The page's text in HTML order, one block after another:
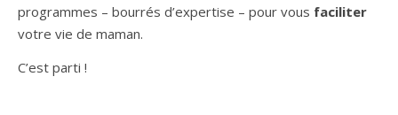
programmes – bourrés d’expertise – pour vous faciliter
votre vie de maman.
C’est parti !